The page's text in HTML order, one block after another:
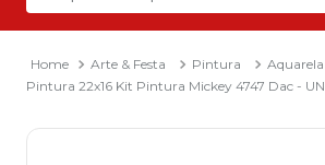
Arte & Festa Pintura Aquarela
Pintura 22x16 Kit Pintura Mickey 4747 Dac - UN
Termos mais buscados
mochila
2º sacola
3º mala